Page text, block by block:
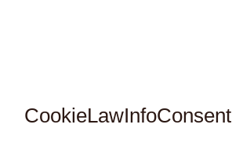
CookieLawInfoConsent